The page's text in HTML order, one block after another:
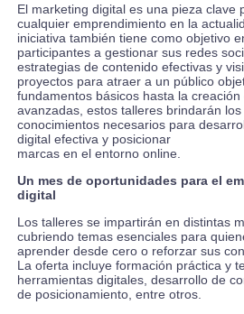
El marketing digital es una pieza clave
cualquier emprendimiento en la
iniciativa también tiene como objetivo
participantes a gestionar sus redes
estrategias de contenido efectivas y
proyectos para atraer a un público
fundamentos básicos hasta la
avanzadas, estos talleres brindarán los
conocimientos necesarios para
digital efectiva y posicionar
marcas en el entorno online.
Un mes de oportunidades para el
digital
Los talleres se impartirán en distintas
cubriendo temas esenciales para
aprender desde cero o reforzar sus
La oferta incluye formación práctica y
herramientas digitales, desarrollo de
de posicionamiento, entre otros.